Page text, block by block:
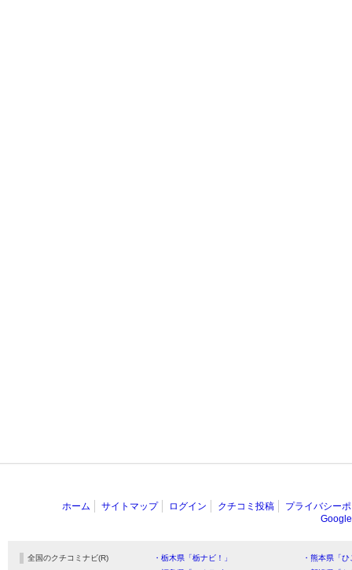
ホーム サイトマップ ログイン クチコミ投稿
プライバシー
全国のクチコミナビ(R) ・栃木県「栃ナビ！」
・熊本県「